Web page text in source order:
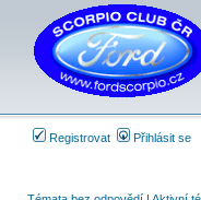
Registrovat Přihlásit se